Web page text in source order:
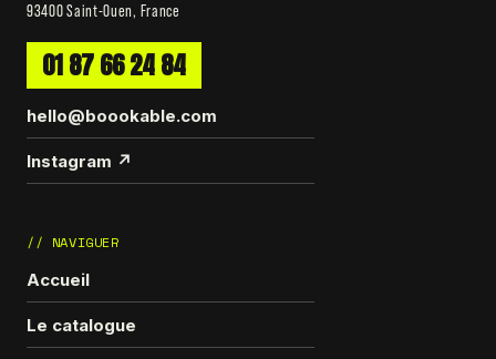
93400 Saint-Ouen, France
01 87 66 24 84
hello@boookable.com
Instagram ↗
// NAVIGUER
Accueil
Le catalogue